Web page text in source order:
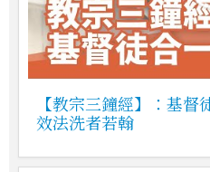
【教宗三鐘經】：基
效法洗者若翰